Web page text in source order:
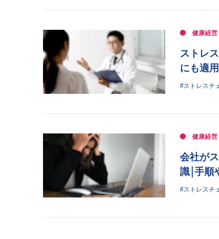
健康経営
ストレ
にも適
#ストレスチ
健康経営
会社が
識￨手順
#ストレスチ